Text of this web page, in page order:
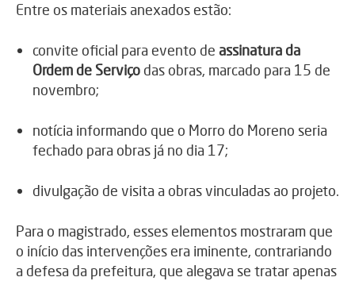
Entre os materiais anexados estão:
convite oficial para evento de assinatura da
Ordem de Serviço das obras, marcado para 15 de
novembro;
notícia informando que o Morro do Moreno seria
fechado para obras já no dia 17;
divulgação de visita a obras vinculadas ao projeto.
Para o magistrado, esses elementos mostraram que
o início das intervenções era iminente, contrariando
a defesa da prefeitura, que alegava se tratar apenas